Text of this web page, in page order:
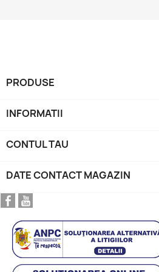
PRODUSE
INFORMATII
CONTUL TAU
DATE CONTACT MAGAZIN